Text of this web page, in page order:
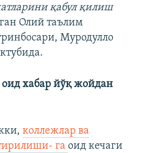
қабул қилиш
Олий таълим
Муродулло
хабар йўқ жойдан
коллежлар ва
га оид кечаги